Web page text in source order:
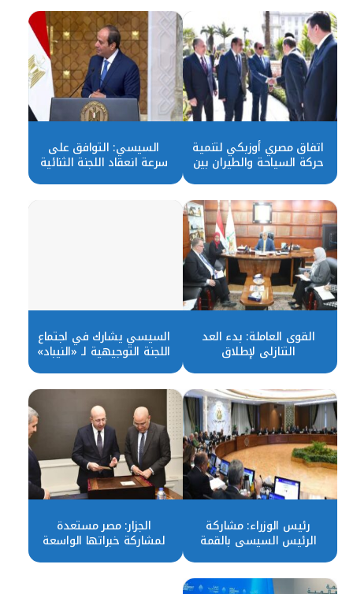
الرياضية
اتفاق مصري أوزبكي لتنمية
حركة السياحة والطيران بين
السيسي: التوافق على
سرعة انعقاد اللجنة الثنائية
القوى العاملة: بدء العد
التنازلي لإطلاق
الاستراتيجية الوطنية
السيسي يشارك في اجتماع
اللجنة التوجيهية لـ «النيباد»
رئيس الوزراء: مشاركة
الرئيس السيسي بالقمة
الجزار: مصر مستعدة
لمشاركة خبراتها الواسعة